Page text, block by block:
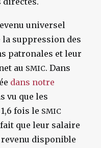
universel
suppression des
patronales et leur
au SMIC. Dans
dans notre
vu que les
fois le SMIC
que leur salaire
disponible